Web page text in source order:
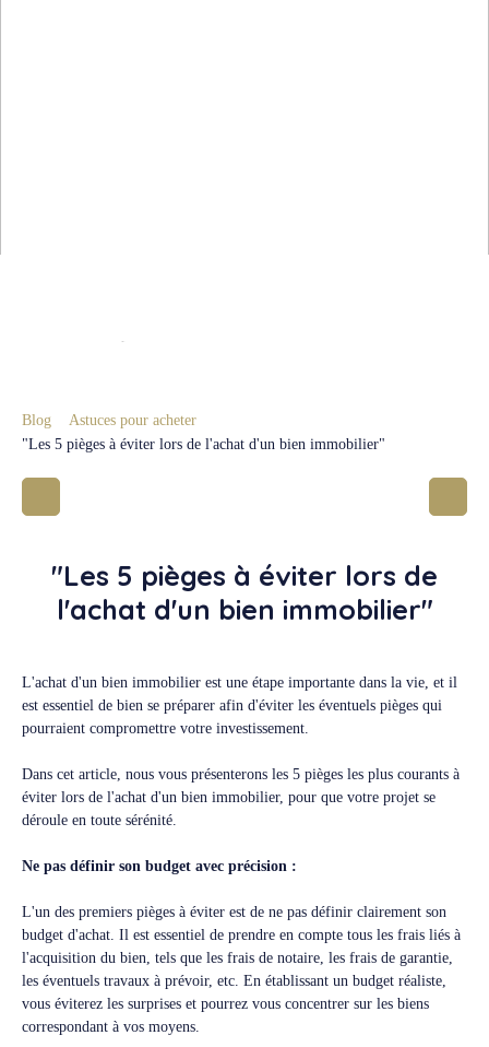
Blog
Astuces pour acheter
"Les 5 pièges à éviter lors de l'achat d'un bien immobilier"
"Les 5 pièges à éviter lors de
l'achat d'un bien immobilier"
L'achat d'un bien immobilier est une étape importante dans la vie, et il
est essentiel de bien se préparer afin d'éviter les éventuels pièges qui
pourraient compromettre votre investissement.
Dans cet article, nous vous présenterons les 5 pièges les plus courants à
éviter lors de l'achat d'un bien immobilier, pour que votre projet se
déroule en toute sérénité.
Ne pas définir son budget avec précision :
L'un des premiers pièges à éviter est de ne pas définir clairement son
budget d'achat. Il est essentiel de prendre en compte tous les frais liés à
l'acquisition du bien, tels que les frais de notaire, les frais de garantie,
les éventuels travaux à prévoir, etc. En établissant un budget réaliste,
vous éviterez les surprises et pourrez vous concentrer sur les biens
correspondant à vos moyens.